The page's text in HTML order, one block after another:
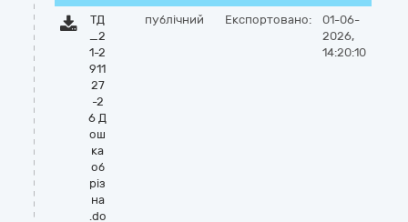
ТД
_2
1-2
911
27
-2
6 Д
ош
ка
об
різ
на
.do
публічний Експортовано:
01-06-
2026,
14:20:10